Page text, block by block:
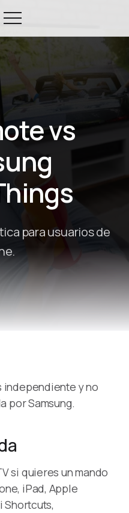
vs
para usuarios de
independiente y no
por Samsung.
si quieres un mando
iPad, Apple
Shortcuts,